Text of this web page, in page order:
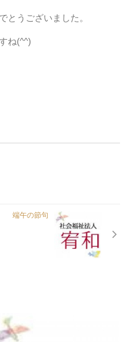
とうございました。
ね(^^)
端午の節句